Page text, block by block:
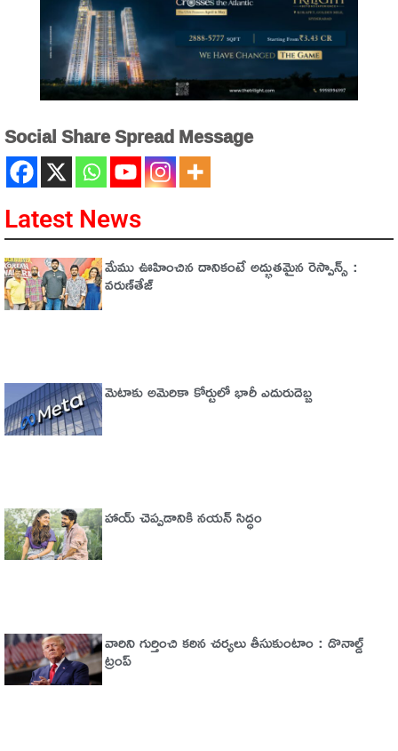
Social Share Spread Message
Latest News
మేము ఊహించిన దానికంటే అద్భుతమైన రెస్పాన్స్ :
వరుణ్‌తేజ్‌
మెటాకు అమెరికా కోర్టులో భారీ ఎదురుదెబ్బ
హాయ్ చెప్పడానికి నయన్ సిద్ధం
వారిని గుర్తించి కఠిన చర్యలు తీసుకుంటాం : డొనాల్డ్
ట్రంప్